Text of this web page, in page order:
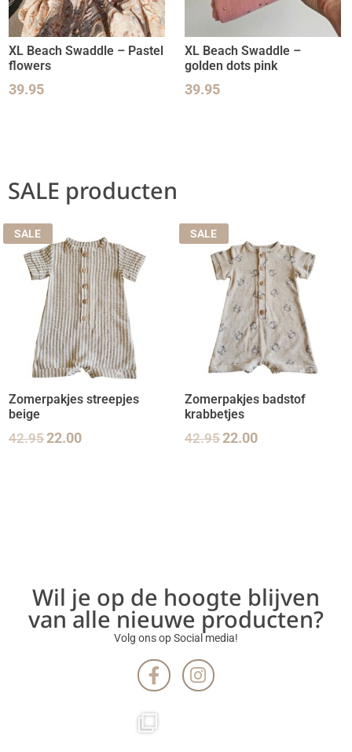
XL Beach Swaddle – Pastel
flowers
39.95
XL Beach Swaddle –
golden dots pink
39.95
SALE producten
SALE
Zomerpakjes streepjes
beige
42.9522.00
SALE
Zomerpakjes badstof
krabbetjes
42.9522.00
Wil je op de hoogte blijven
van alle nieuwe producten?
Volg ons op Social media!